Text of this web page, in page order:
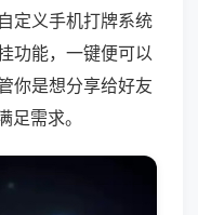
定义手机打牌系统
功能，一键便可以
你是想分享给好友
需求。